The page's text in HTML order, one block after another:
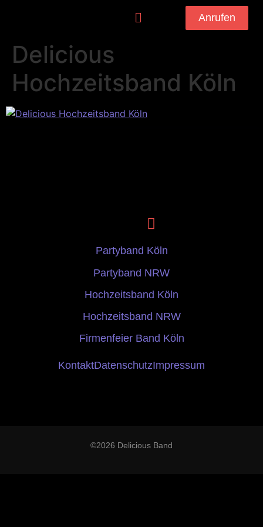
Anrufen
Delicious
Hochzeitsband Köln
Partyband Köln
Partyband NRW
Hochzeitsband Köln
Hochzeitsband NRW
Firmenfeier Band Köln
KontaktDatenschutzImpressum
©2026 Delicious Band